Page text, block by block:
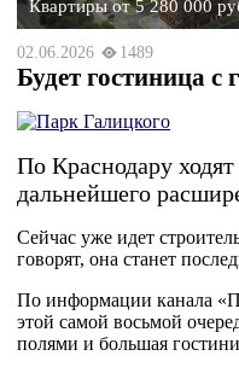
Квартиры от 5 280 000
02.06.2026 1489
Будет гостиница с
По Краснодару
дальнейшего
Сейчас уже идет
говорят, она станет
По информации канала
этой самой восьмой
полями и большая